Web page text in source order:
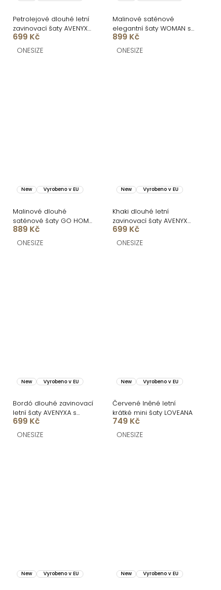
Petrolejové dlouhé letní
zavinovací šaty AVENYXA
s páskem
699 Kč
ONESIZE
Malinové saténové
elegantní šaty WOMAN s
dlouhým rukávem
899 Kč
ONESIZE
New Vyrobeno v EU
Malinové dlouhé
saténové šaty GO HOME
s krátkým rukávem a
rozparkem
889 Kč
ONESIZE
New Vyrobeno v EU
Khaki dlouhé letní
zavinovací šaty AVENYXA
s páskem
699 Kč
ONESIZE
New Vyrobeno v EU
Bordó dlouhé zavinovací
letní šaty AVENYXA s
páskem
699 Kč
ONESIZE
New Vyrobeno v EU
Červené lněné letní
krátké mini šaty LOVEANA
749 Kč
ONESIZE
New Vyrobeno v EU New Vyrobeno v EU